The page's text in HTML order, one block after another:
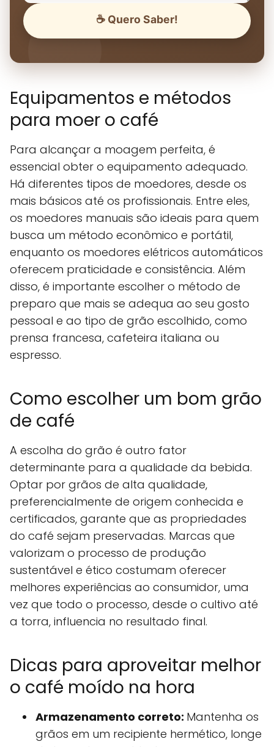
☕ Quero Saber!
Equipamentos e métodos
para moer o café
Para alcançar a moagem perfeita, é
essencial obter o equipamento adequado.
Há diferentes tipos de moedores, desde os
mais básicos até os profissionais. Entre eles,
os moedores manuais são ideais para quem
busca um método econômico e portátil,
enquanto os moedores elétricos automáticos
oferecem praticidade e consistência. Além
disso, é importante escolher o método de
preparo que mais se adequa ao seu gosto
pessoal e ao tipo de grão escolhido, como
prensa francesa, cafeteira italiana ou
espresso.
Como escolher um bom grão
de café
A escolha do grão é outro fator
determinante para a qualidade da bebida.
Optar por grãos de alta qualidade,
preferencialmente de origem conhecida e
certificados, garante que as propriedades
do café sejam preservadas. Marcas que
valorizam o processo de produção
sustentável e ético costumam oferecer
melhores experiências ao consumidor, uma
vez que todo o processo, desde o cultivo até
a torra, influencia no resultado final.
Dicas para aproveitar melhor
o café moído na hora
Armazenamento correto: Mantenha os
grãos em um recipiente hermético, longe